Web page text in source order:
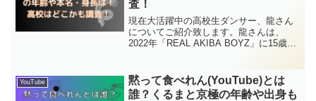
査！
現在大活躍中の高校生ダンサー、龍さん
についてご紹介致します。龍さんは、
2022年「REAL AKIBA BOYZ」に15歳と
さんがどんな人なのか、彼の本名は？
身長は？ などなどご紹介いたします。
YouTube
黙って食べれん(YouTube)とは
誰？くるまと京極の年齢や出身も